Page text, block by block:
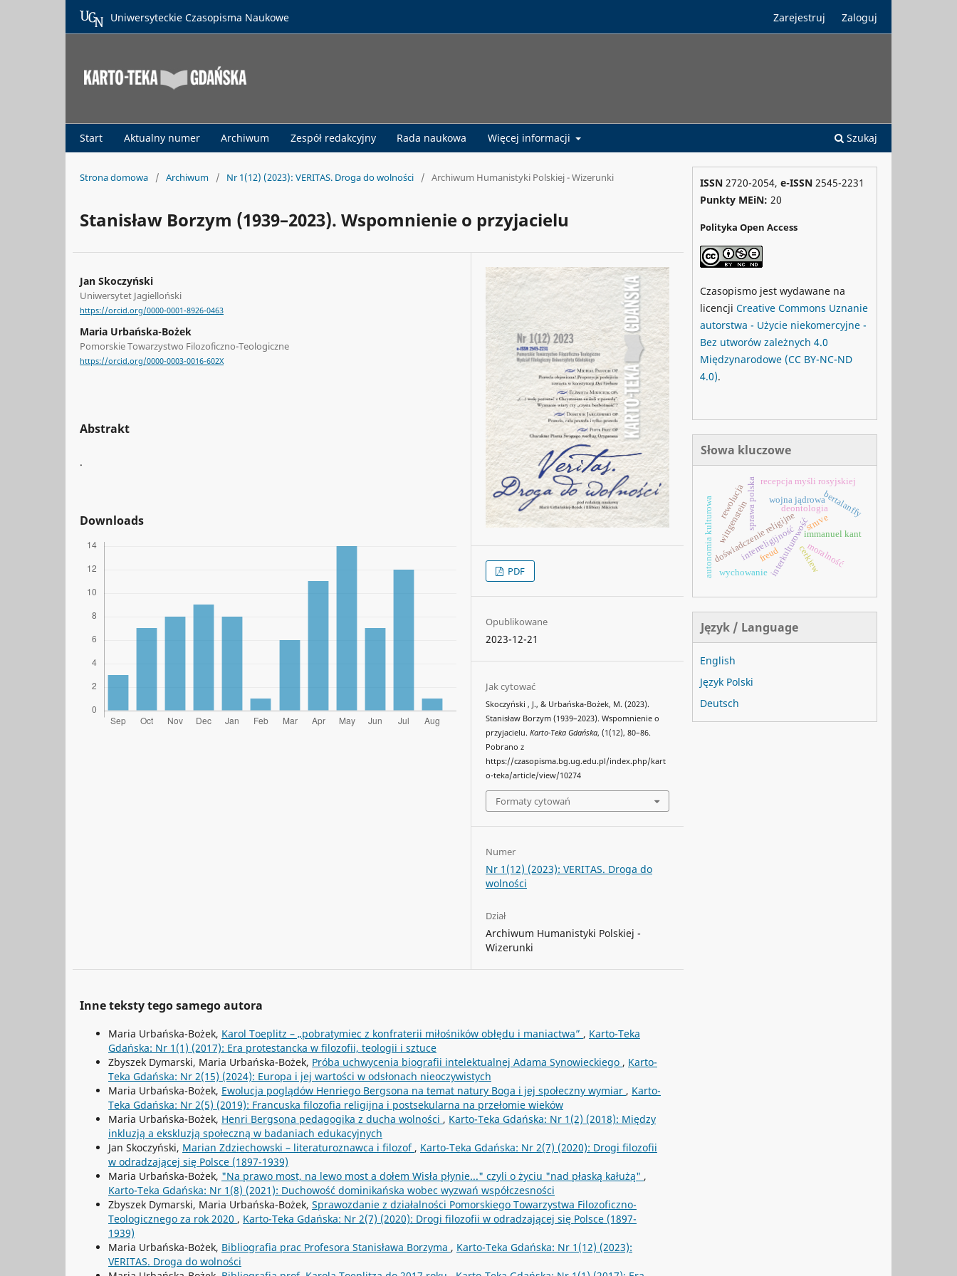
Start Aktualny numer Archiwum Zespół redakcyjny Rada naukowa Więcej informacji Szukaj
Zarejestruj Zaloguj
Uniwersyteckie Czasopisma Naukowe
Strona domowa / Archiwum / Nr 1(12) (2023): VERITAS. Droga do wolności / Archiwum Humanistyki Polskiej - Wizerunki
Stanisław Borzym (1939–2023). Wspomnienie o przyjacielu
Jan Skoczyński
Uniwersytet Jagielloński
https://orcid.org/0000-0001-8926-0463
Maria Urbańska-Bożek
Pomorskie Towarzystwo Filozoficzno-Teologiczne
https://orcid.org/0000-0003-0016-602X
Abstrakt
.
Downloads
PDF
Opublikowane
2023-12-21
Jak cytować
Skoczyński , J., & Urbańska-Bożek, M. (2023).
Stanisław Borzym (1939–2023). Wspomnienie o
przyjacielu.Karto-Teka Gdańska, (1(12), 80–86.
Pobrano z
https://czasopisma.bg.ug.edu.pl/index.php/kart
o-teka/article/view/10274
Formaty cytowań
Numer
Nr 1(12) (2023): VERITAS. Droga do
wolności
Dział
Archiwum Humanistyki Polskiej -
Wizerunki
Inne teksty tego samego autora
Maria Urbańska-Bożek, Karol Toeplitz – „pobratymiec z konfraterii miłośników obłędu i maniactwa” , Karto-Teka
Gdańska: Nr 1(1) (2017): Era protestancka w filozofii, teologii i sztuce
Zbyszek Dymarski, Maria Urbańska-Bożek, Próba uchwycenia biografii intelektualnej Adama Synowieckiego , Karto-
Teka Gdańska: Nr 2(15) (2024): Europa i jej wartości w odsłonach nieoczywistych
Maria Urbańska-Bożek, Ewolucja poglądów Henriego Bergsona na temat natury Boga i jej społeczny wymiar , Karto-
Teka Gdańska: Nr 2(5) (2019): Francuska filozofia religijna i postsekularna na przełomie wieków
Maria Urbańska-Bożek, Henri Bergsona pedagogika z ducha wolności , Karto-Teka Gdańska: Nr 1(2) (2018): Między
inkluzją a ekskluzją społeczną w badaniach edukacyjnych
Jan Skoczyński, Marian Zdziechowski – literaturoznawca i filozof , Karto-Teka Gdańska: Nr 2(7) (2020): Drogi filozofii
w odradzającej się Polsce (1897-1939)
Maria Urbańska-Bożek, "Na prawo most, na lewo most a dołem Wisła płynie..." czyli o życiu "nad płaską kałużą" ,
Karto-Teka Gdańska: Nr 1(8) (2021): Duchowość dominikańska wobec wyzwań współczesności
Zbyszek Dymarski, Maria Urbańska-Bożek, Sprawozdanie z działalności Pomorskiego Towarzystwa Filozoficzno-
Teologicznego za rok 2020 , Karto-Teka Gdańska: Nr 2(7) (2020): Drogi filozofii w odradzającej się Polsce (1897-
1939)
Maria Urbańska-Bożek, Bibliografia prac Profesora Stanisława Borzyma , Karto-Teka Gdańska: Nr 1(12) (2023):
VERITAS. Droga do wolności
ISSN 2720-2054, e-ISSN 2545-2231
Punkty MEiN: 20
Polityka Open Access
Czasopismo jest wydawane na
licencji Creative Commons Uznanie
autorstwa - Użycie niekomercyjne -
Bez utworów zależnych 4.0
Międzynarodowe (CC BY-NC-ND
4.0).
Słowa kluczowe
doświadczenie religijne
interkulturowość
deontologia
immanuel kant
moralność
wojna jądrowa
interreligijność
bertalanffy
sprawa polska
autonomia kulturowa struve
freud
rewolucja
recepcja myśli rosyjskiej
cerkiew
wychowanie
wittgenstein
Język / Language
English
Język Polski
Deutsch